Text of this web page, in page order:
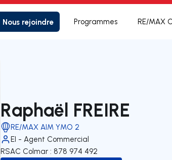
Nous rejoindre Programmes RE/MAX
Raphaël FREIRE
RE/MAX AIM YMO 2
EI - Agent Commercial
RSAC Colmar : 878 974 492